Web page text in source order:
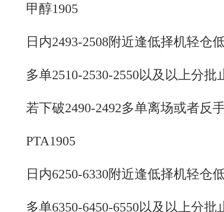
甲醇1905
日内2493-2508附近逢低择机轻仓
多单2510-2530-2550以及以上分批
若下破2490-2492多单离场或者反
PTA1905
日内6250-6330附近逢低择机轻仓
多单6350-6450-6550以及以上分批